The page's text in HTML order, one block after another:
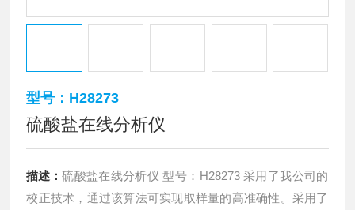
型号：H28273
硫酸盐在线分析仪
描述：硫酸盐在线分析仪 型号：H28273 采用了我公司的
校正技术，通过该算法可实现取样量的高准确性。采用了